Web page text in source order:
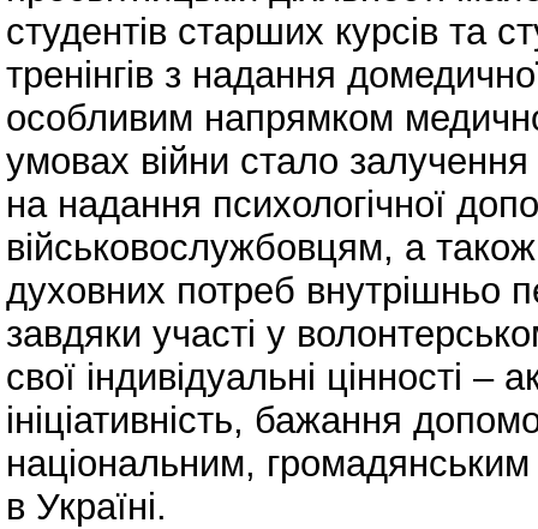
студентів старших курсів та
тренінгів з надання
особливим напрямком
умовах війни стало
на надання психологічної
військовослужбовцям, а
духовних потреб внутрішньо
завдяки участі у
свої індивідуальні цінності –
ініціативність, бажання
національним,
в Україні.